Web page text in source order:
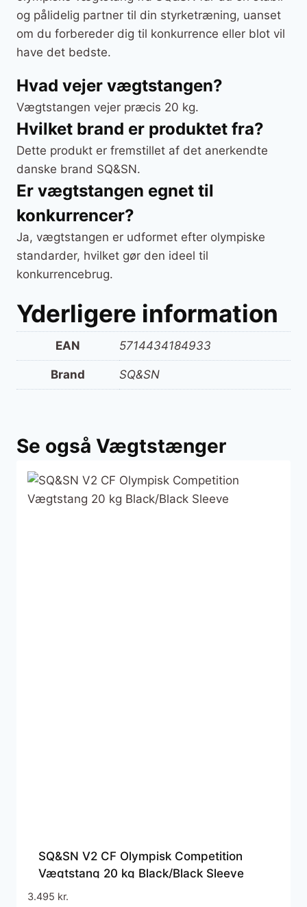
og pålidelig partner til din styrketræning, uanset
om du forbereder dig til konkurrence eller blot vil
have det bedste.
Hvad vejer vægtstangen?
Vægtstangen vejer præcis 20 kg.
Hvilket brand er produktet fra?
Dette produkt er fremstillet af det anerkendte
danske brand SQ&SN.
Er vægtstangen egnet til
konkurrencer?
Ja, vægtstangen er udformet efter olympiske
standarder, hvilket gør den ideel til
konkurrencebrug.
Yderligere information
EAN 5714434184933
Brand SQ&SN
Se også Vægtstænger
SQ&SN V2 CF Olympisk Competition
Vægtstang 20 kg Black/Black Sleeve
3.495 kr.